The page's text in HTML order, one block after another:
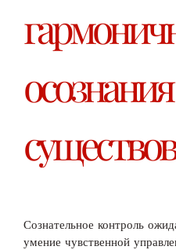
осознания
Сознательное контроль
умение чувственной